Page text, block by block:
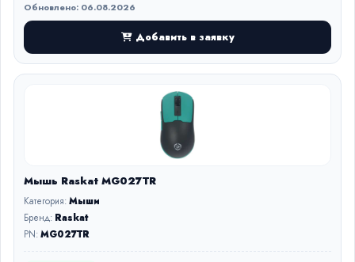
Обновлено: 06.08.2026
Добавить в заявку
Мышь Raskat MG027TR
Категория:Мыши
Бренд: Raskat
PN:MG027TR